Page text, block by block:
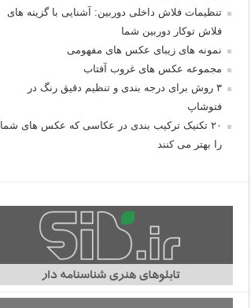
تنظیمات فلاش داخلی دوربین: آشنایی با گزینه های
فلاش توکار دوربین شما
نمونه های زیبای عکس های مفهومی
مجموعه عکس های غروب آفتاب
۳ روش برای درجه بندی و تنظیم دقیق رنگ در
فتوشاپ
۲۰ تکنیک ترکیب بندی در عکاسی که عکس های شما
را بهتر می کنند